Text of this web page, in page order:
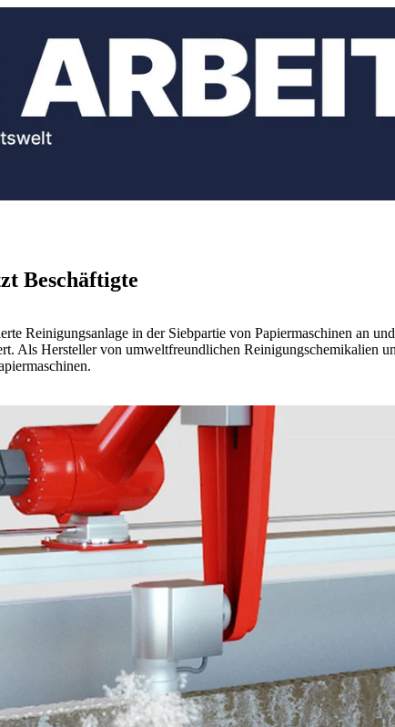
Beschäftigte
Reinigungsanlage in der Siebpartie von Papiermaschinen an
Als Hersteller von umweltfreundlichen Reinigungschemikalien